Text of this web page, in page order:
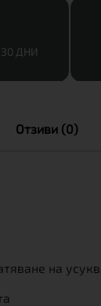
ДНИ
Отзиви (0)
на